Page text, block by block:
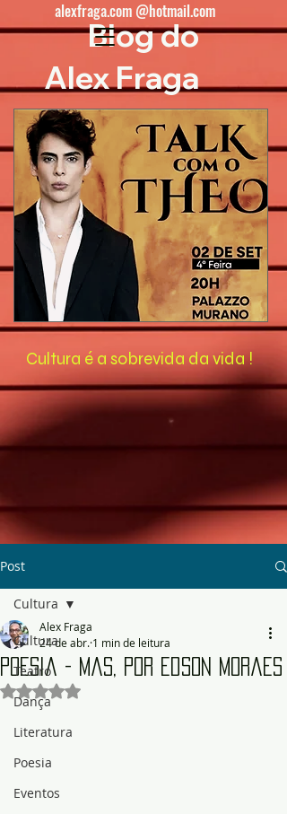
Cultura é a sobrevida da vida !
Blog do
Alex Fraga
alexfraga.com @hotmail.com
Post
Cultura
Teatro
Dança
Literatura
Poesia
Eventos
Cultura
Poesia - Mas, por Edson Moraes
Alex Fraga
24 de abr. 1 min de leitura
Avaliado com NaN de 5 estrelas.